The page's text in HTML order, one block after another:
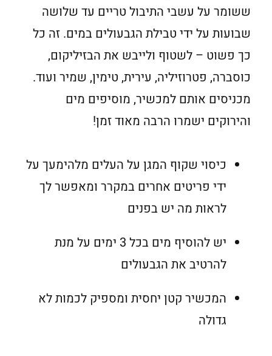
ששומר על עשבי התיבול טריים עד שלושה
שבועות על ידי טבילת הגבעולים במים. זה כל
כך פשוט – לשטוף ולייבש את הבזיליקום,
כוסברה, פטרוזיליה, עירית, טימין, שמיר ועוד.
מכניסים אותם למכשיר, מוסיפים מים
והירוקים ישמרו הרבה מאוד זמן!
כיסוי שקוף המגן על העלים מלהימעך על
ידי פריטים אחרים במקרר ומאפשר לך
לראות מה יש בפנים
יש להוסיף מים בכל 3 ימים על מנת
להרטיב את הגבעולים
המכשיר קטן יחסית ומספיק לכמות לא
גדולה